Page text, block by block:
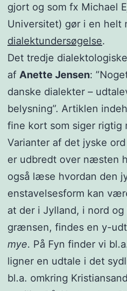
gjort og som fx Michael
Universitet) gør i en helt
dialektundersøgelse.
Det tredje
af Anette Jensen:
danske dialekter –
belysning”. Artiklen
fine kort som siger rigtig
Varianter af det jyske ord
er udbredt over næsten
også læse hvordan den
enstavelsesform kan
at der i Jylland, i nord
grænsen, findes en y-
mye. På Fyn finder vi
ligner en udtale i det
bl.a. omkring